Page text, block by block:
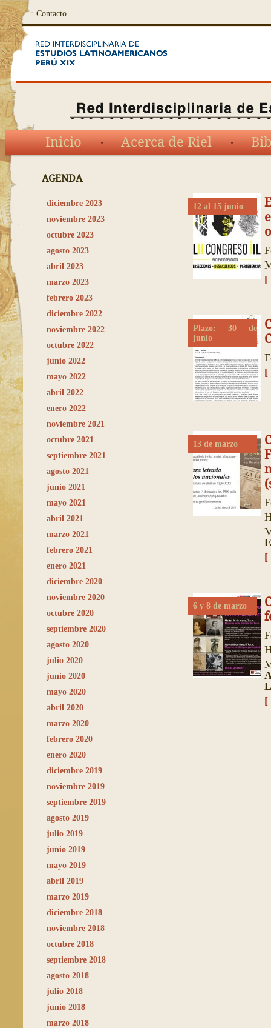
Contacto
Inicio Acerca de Riel
AGENDA
diciembre 2023
noviembre 2023
octubre 2023
agosto 2023
abril 2023
marzo 2023
febrero 2023
diciembre 2022
noviembre 2022
octubre 2022
junio 2022
mayo 2022
abril 2022
enero 2022
noviembre 2021
octubre 2021
septiembre 2021
agosto 2021
junio 2021
mayo 2021
abril 2021
marzo 2021
febrero 2021
enero 2021
diciembre 2020
noviembre 2020
octubre 2020
septiembre 2020
agosto 2020
julio 2020
junio 2020
mayo 2020
abril 2020
marzo 2020
febrero 2020
enero 2020
diciembre 2019
noviembre 2019
septiembre 2019
agosto 2019
julio 2019
junio 2019
mayo 2019
abril 2019
marzo 2019
diciembre 2018
noviembre 2018
octubre 2018
septiembre 2018
agosto 2018
julio 2018
junio 2018
marzo 2018
12 al 15 junio
[
Plazo: 30 de
junio
[
13 de marzo
[
6 y 8 de marzo
[